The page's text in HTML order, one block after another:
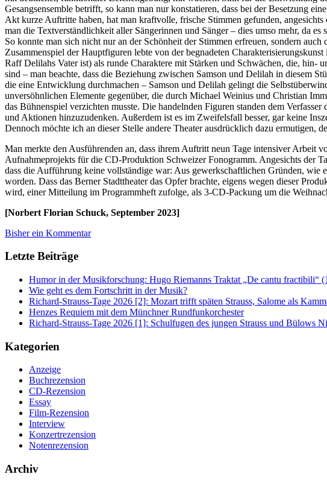
Gesangsensemble betrifft, so kann man nur konstatieren, dass bei der Besetzung
Akt kurze Auftritte haben, hat man kraftvolle, frische Stimmen gefunden,
man die Textverständlichkeit aller Sängerinnen und Sänger – dies umso mehr, da
So konnte man sich nicht nur an der Schönheit der Stimmen erfreuen, sondern
Zusammenspiel der Hauptfiguren lebte von der begnadeten
Raff Delilahs Vater ist) als runde Charaktere mit Stärken und Schwächen, die, hin-
sind – man beachte, dass die Beziehung zwischen Samson und Delilah in diesem
die eine Entwicklung durchmachen – Samson und Delilah gelingt die
unversöhnlichen Elemente gegenüber, die durch Michael Weinius und Christian
das Bühnenspiel verzichten musste. Die handelnden Figuren standen dem
und Aktionen hinzuzudenken. Außerdem ist es im Zweifelsfall besser, gar keine
Dennoch möchte ich an dieser Stelle andere Theater ausdrücklich dazu ermutigen,
Man merkte den Ausführenden an, dass ihrem Auftritt neun Tage intensiver Arbeit
Aufnahmeprojekts für die CD-Produktion Schweizer Fonogramm. Angesichts der
dass die Aufführung keine vollständige war: Aus gewerkschaftlichen Gründen, wie
worden. Dass das Berner Stadttheater das Opfer brachte, eigens wegen dieser
wird, einer Mitteilung im Programmheft zufolge, als 3-CD-Packung um die
[Norbert Florian Schuck, September 2023]
Bisher ein Kommentar
Letzte Beiträge
Humor in der Musikforschung: Hugo Riemanns Traktat „De cantu fractibili“
Wie geht es dem Fortschritt in der Musik?
Richard-Strauss-Tage 2026 [2]: Mozart trifft späten Strauss, Salome als
Henzes Requiem mit dem Münchner Rundfunkorchester
Richard-Strauss-Tage 2026 [1]: Schulfugen des jungen Strauss und Bülows
Kategorien
Anzeige
Buchrezension
CD-Rezension
Essay
Film-Rezension
Interview
Konzertrezension
Notenrezension
Archiv